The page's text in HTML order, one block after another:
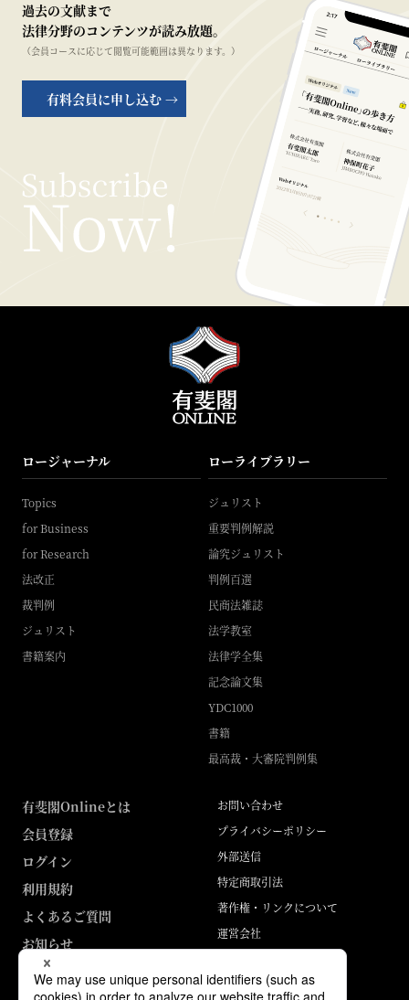
過去の文献まで
法律分野のコンテンツが読み放題。
（会員コースに応じて閲覧可能範囲は異なります。）
有料会員に申し込む →
ロージャーナル
Topics
for Business
for Research
法改正
裁判例
ジュリスト
書籍案内
ローライブラリー
ジュリスト
重要判例解説
論究ジュリスト
判例百選
民商法雑誌
法学教室
法律学全集
記念論文集
YDC1000
書籍
最高裁・大審院判例集
有斐閣Onlineとは
会員登録
ログイン
利用規約
よくあるご質問
お知らせ
お問い合わせ
プライバシーポリシー
外部送信
特定商取引法
著作権・リンクについて
運営会社